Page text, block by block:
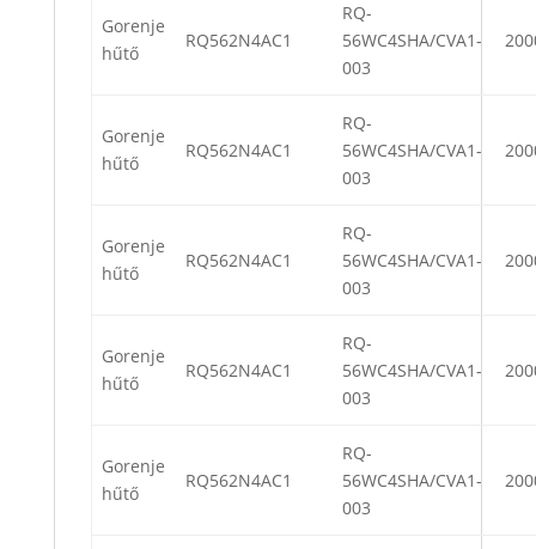
Gorenje
hűtő
RQ562N4AC1
RQ-
56WC4SHA/CVA1-
003
Gorenje
hűtő
RQ562N4AC1
RQ-
56WC4SHA/CVA1-
003
Gorenje
hűtő
RQ562N4AC1
RQ-
56WC4SHA/CVA1-
003
Gorenje
hűtő
RQ562N4AC1
RQ-
56WC4SHA/CVA1-
003
Gorenje
hűtő
RQ562N4AC1
RQ-
56WC4SHA/CVA1-
003